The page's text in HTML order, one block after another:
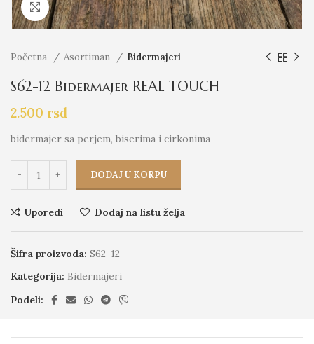
Click to enlarge
Početna Asortiman Bidermajeri
S62-12 Bidermajer REAL TOUCH
2.500 rsd
bidermajer sa perjem, biserima i cirkonima
DODAJ U KORPU
Uporedi Dodaj na listu želja
Šifra proizvoda: S62-12
Kategorija: Bidermajeri
Podeli: